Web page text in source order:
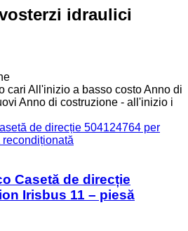
idraulici
cari All'inizio a basso costoAnno di
Anno di costruzione - all'inizio i
Casetă de direcție
Irisbus 11 – piesă